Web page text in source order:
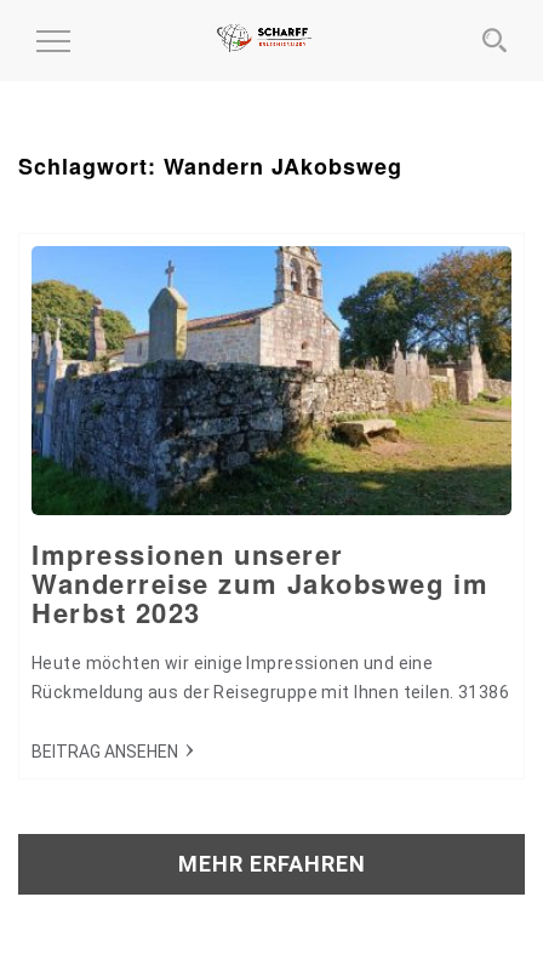
MENÜ
Schlagwort: Wandern JAkobsweg
Impressionen unserer
Wanderreise zum Jakobsweg im
Herbst 2023
Heute möchten wir einige Impressionen und eine
Rückmeldung aus der Reisegruppe mit Ihnen teilen. 31386
BEITRAG ANSEHEN
MEHR ERFAHREN